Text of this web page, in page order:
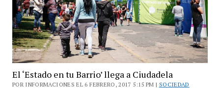
El ‘Estado en tu Barrio’ llega a Ciudadela
POR INFORMACIONES EL 6 FEBRERO, 2017 5:15 PM | SOCIEDAD